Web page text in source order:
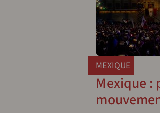
MEXIQUE
Mexique :